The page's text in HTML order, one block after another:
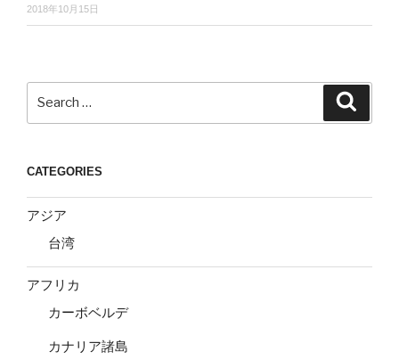
2018年10月15日
CATEGORIES
アジア
台湾
アフリカ
カーボベルデ
カナリア諸島